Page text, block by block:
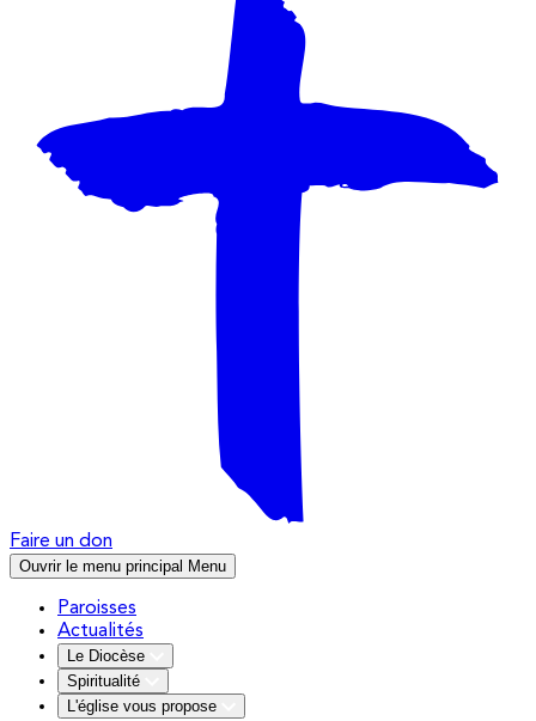
Faire un don
Ouvrir le menu principal Menu
Paroisses
Actualités
Le Diocèse
Spiritualité
L'église vous propose